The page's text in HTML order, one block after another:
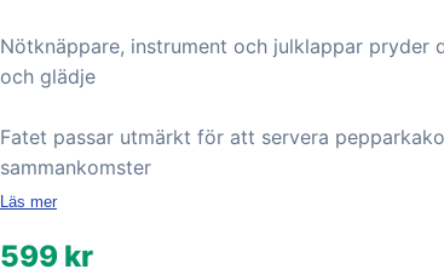
Nötknäppare, instrument och julklappar pryder
och glädje
Fatet passar utmärkt för att servera
sammankomster
Läs mer
599 kr